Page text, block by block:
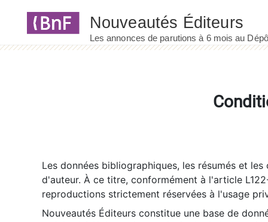
Les données bibliographiques, les résumés et
d'auteur. À ce titre, conformément à l'article
reproductions strictement réservées à l'usage
Nouveautés Éditeurs constitue une base de